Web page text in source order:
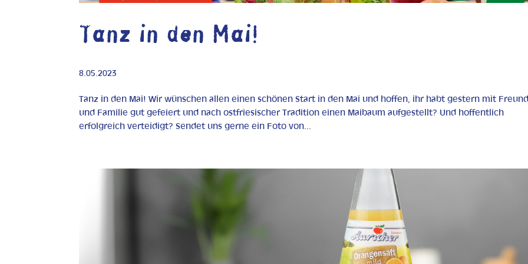
Tanz in den Mai!
8.05.2023
Tanz in den Mai! Wir wünschen allen einen schönen Start in den Mai und hoffen, ihr habt gestern mit
und Familie gut gefeiert und nach ostfriesischer Tradition einen Maibaum aufgestellt? Und hoffentlich
erfolgreich verteidigt? Sendet uns gerne ein Foto von...